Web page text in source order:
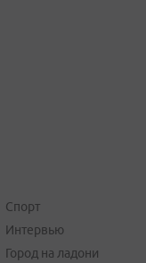
Спорт
Интервью
Город на ладони